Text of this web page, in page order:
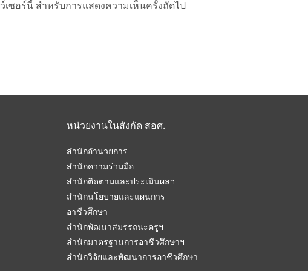
ซอร์นี้ สำหรับการแสดงความเห็นครั้งถัดไป
หน่วยงานในสังกัด สอศ.
สำนักอำนวยการ
สำนักความร่วมมือ
สำนักติดตามและประเมินผลฯ
สำนักนโยบายและแผนการ
อาชีวศึกษา
สำนักพัฒนาสมรรถนะครูฯ
สำนักมาตรฐานการอาชีวศึกษาฯ
สำนักวิจัยและพัฒนาการอาชีวศึกษา